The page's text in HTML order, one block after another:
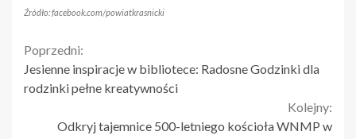
Źródło: facebook.com/powiatkrasnicki
Continue
Reading
Poprzedni:
Jesienne inspiracje w bibliotece: Radosne Godzinki dla
rodzinki pełne kreatywności
Kolejny:
Odkryj tajemnice 500-letniego kościoła WNMP w